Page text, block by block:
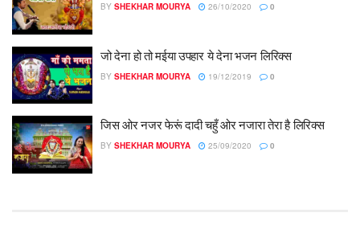
BY SHEKHAR MOURYA 26/10/2020 0
जो देना हो तो मईया उपहार ये देना भजन लिरिक्स
BY SHEKHAR MOURYA 19/12/2019 0
जिस ओर नजर फेरूं दादी चहुँ ओर नजारा तेरा है लिरिक्स
BY SHEKHAR MOURYA 25/09/2020 0